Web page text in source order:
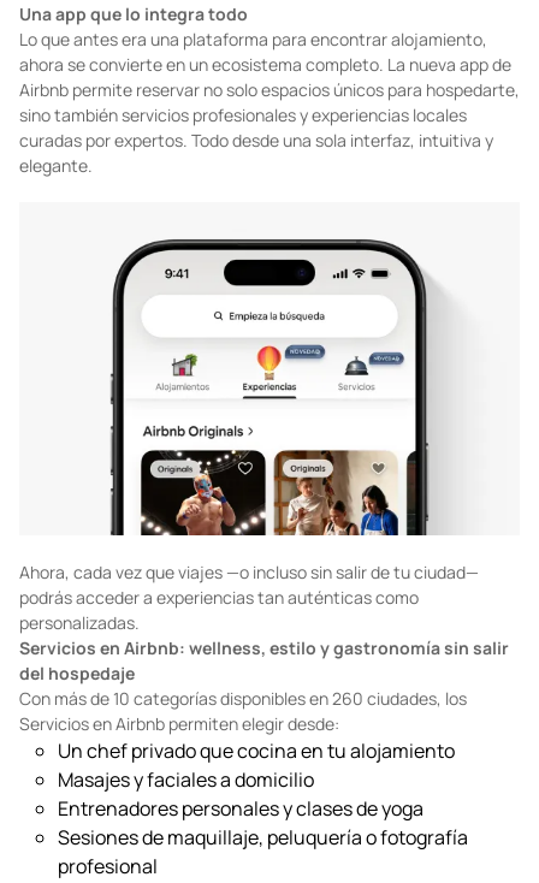
Una app que lo integra todo
Lo que antes era una plataforma para encontrar alojamiento,
ahora se convierte en un ecosistema completo. La nueva app de
Airbnb permite reservar no solo espacios únicos para hospedarte,
sino también servicios profesionales y experiencias locales
curadas por expertos. Todo desde una sola interfaz, intuitiva y
elegante.
Ahora, cada vez que viajes —o incluso sin salir de tu ciudad—
podrás acceder a experiencias tan auténticas como
personalizadas.
Servicios en Airbnb: wellness, estilo y gastronomía sin salir
del hospedaje
Con más de 10 categorías disponibles en 260 ciudades, los
Servicios en Airbnb permiten elegir desde:
Un chef privado que cocina en tu alojamiento
Masajes y faciales a domicilio
Entrenadores personales y clases de yoga
Sesiones de maquillaje, peluquería o fotografía
profesional